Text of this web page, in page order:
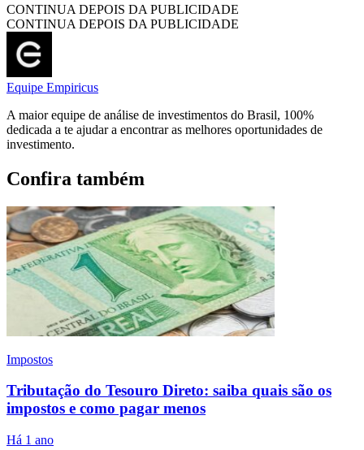
CONTINUA DEPOIS DA PUBLICIDADE
CONTINUA DEPOIS DA PUBLICIDADE
Equipe Empiricus
A maior equipe de análise de investimentos do Brasil, 100%
dedicada a te ajudar a encontrar as melhores oportunidades de
investimento.
Confira também
Impostos
Tributação do Tesouro Direto: saiba quais são os
impostos e como pagar menos
Há 1 ano